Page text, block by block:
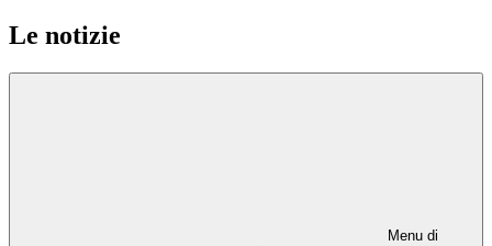
Le notizie
Menu di